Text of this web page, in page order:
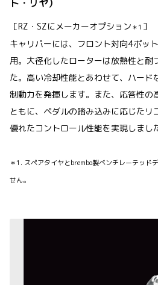
ト・リヤ）
［RZ・SZにメーカーオプション＊1 ］
キャリパーには、フロント対向4ポッ
用。大径化したローターは放熱性と耐
た。高い冷却性能とあわせて、ハード
制動力を発揮します。また、応答性の
ともに、ペダルの踏み込みに応じたリ
優れたコントロール性能を実現しまし
＊1. スペアタイヤとbrembo製ベンチレーテッド
せん。